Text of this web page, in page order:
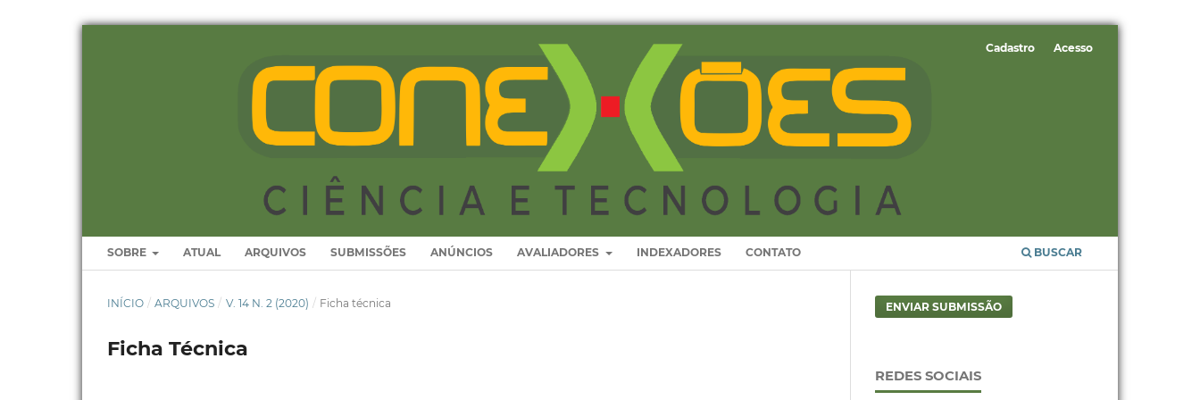
SOBRE ATUAL ARQUIVOS SUBMISSÕES ANÚNCIOS AVALIADORES INDEXADORES CONTATO BUSCAR
Cadastro Acesso
INÍCIO / ARQUIVOS / V. 14 N. 2 (2020) / Ficha técnica
Ficha Técnica
ENVIAR SUBMISSÃO
REDES SOCIAIS